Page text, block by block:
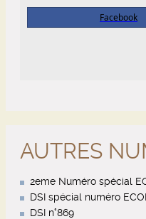
AUTRES
2eme Numéro spécial
DSI spécial numéro
DSI n°869